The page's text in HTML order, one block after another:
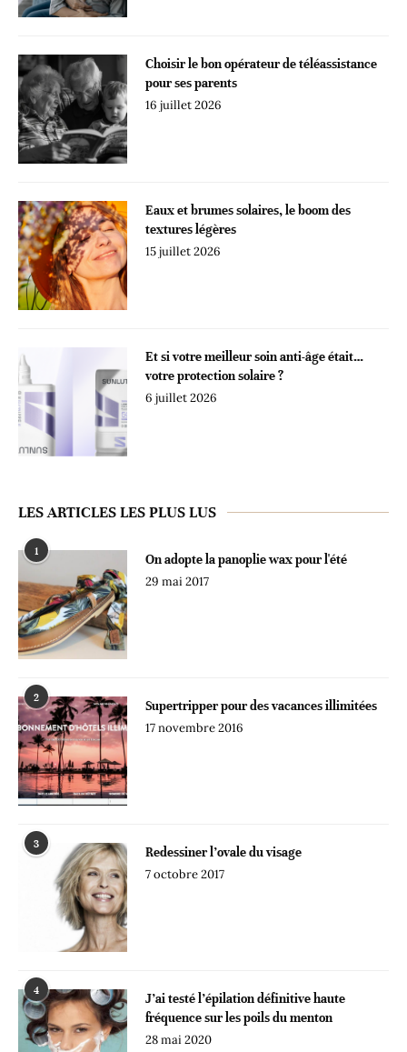
Choisir le bon opérateur de téléassistance
pour ses parents
16 juillet 2026
Eaux et brumes solaires, le boom des
textures légères
15 juillet 2026
Et si votre meilleur soin anti-âge était…
votre protection solaire ?
6 juillet 2026
LES ARTICLES LES PLUS LUS
1
On adopte la panoplie wax pour l'été
29 mai 2017
2
Supertripper pour des vacances illimitées
17 novembre 2016
3
Redessiner l’ovale du visage
7 octobre 2017
4
J’ai testé l’épilation définitive haute
fréquence sur les poils du menton
28 mai 2020